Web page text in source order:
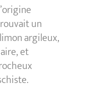
un
argileux,
et